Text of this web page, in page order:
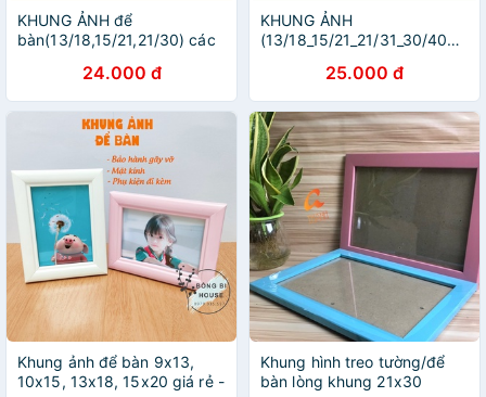
KHUNG ẢNH để
bàn(13/18,15/21,21/30) các
24.000 đ
KHUNG ẢNH
(13/18_15/21_21/31_30/
25.000 đ
Khung ảnh để bàn 9x13,
10x15, 13x18, 15x20 giá rẻ -
Khung hình treo tường/để
bàn lòng khung 21x30